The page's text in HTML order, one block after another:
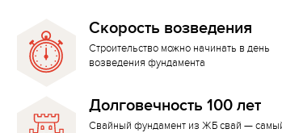
Скорость возведения
Строительство можно начинать в день
возведения фундамента
Долговечность 100 лет
Свайный фундамент из ЖБ свай —